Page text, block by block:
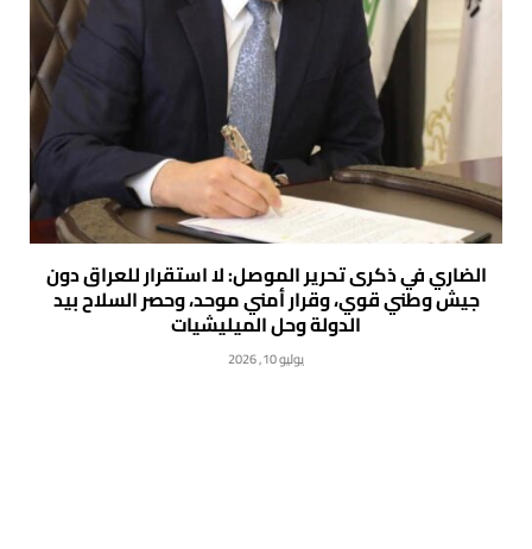
الضاري في ذكرى تحرير الموصل: لا استقرار للعراق دون
جيش وطني قوي، وقرار أمني موحد، وحصر السلاح بيد
الدولة وحل الميليشيات
يوليو 10, 2026